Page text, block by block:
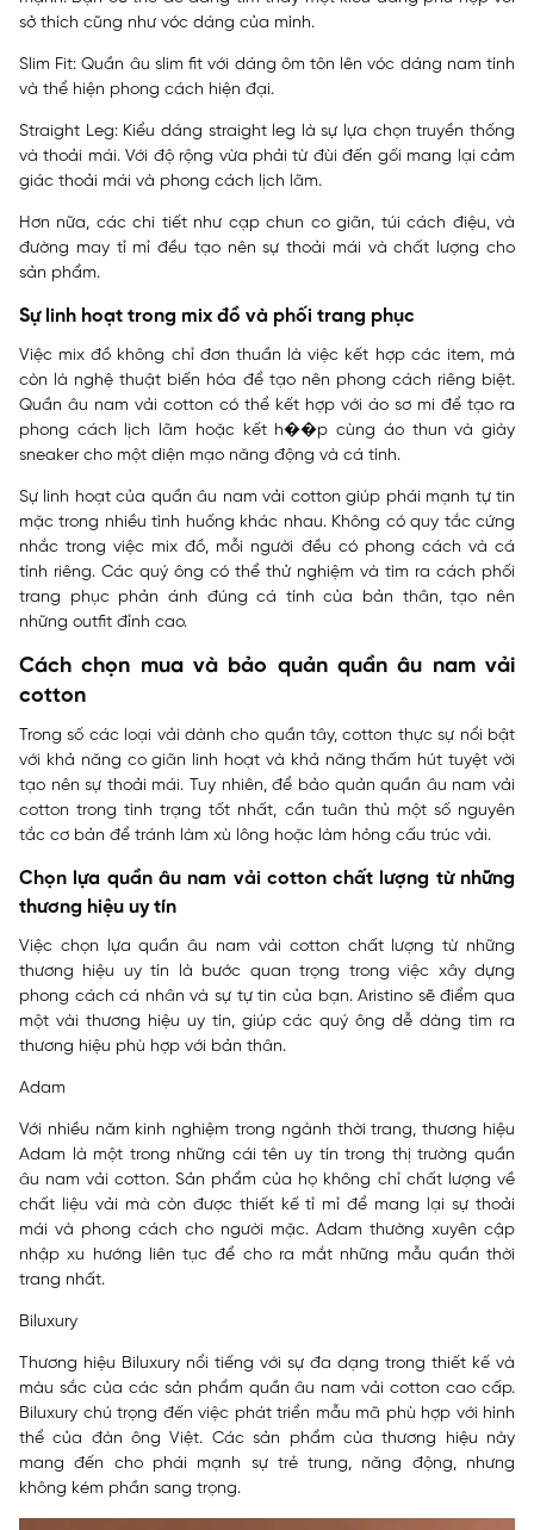
sở thích cũng như vóc dáng của mình.
Slim Fit: Quần âu slim fit với dáng ôm tôn lên vóc dáng nam tính
và thể hiện phong cách hiện đại.
Straight Leg:Kiểu dáng straight leg là sự lựa chọn truyền thống
và thoải mái. Với độ rộng vừa phải từ đùi đến gối mang lại cảm
giác thoải mái và phong cách lịch lãm.
Hơn nữa, các chi tiết như cạp chun co giãn, túi cách điệu, và
đường may tỉ mỉ đều tạo nên sự thoải mái và chất lượng cho
sản phẩm.
Sự linh hoạt trong mix đồ và phối trang phục
Việc mix đồ không chỉ đơn thuần là việc kết hợp các item, mà
còn là nghệ thuật biến hóa để tạo nên phong cách riêng biệt.
Quần âu nam vải cotton có thể kết hợp với áo sơ mi để tạo ra
phong cách lịch lãm hoặc kết h��p cùng áo thun và giày
sneaker cho một diện mạo năng động và cá tính.
Sự linh hoạt của quần âu nam vải cotton giúp phái mạnh tự tin
mặc trong nhiều tình huống khác nhau. Không có quy tắc cứng
nhắc trong việc mix đồ, mỗi người đều có phong cách và cá
tính riêng. Các quý ông có thể thử nghiệm và tìm ra cách phối
trang phục phản ánh đúng cá tính của bản thân, tạo nên
những outfit đỉnh cao.
Cách chọn mua và bảo quản quần âu nam vải
cotton
Trong số các loại vải dành cho quần tây, cotton thực sự nổi bật
với khả năng co giãn linh hoạt và khả năng thấm hút tuyệt vời
tạo nên sự thoải mái. Tuy nhiên, để bảo quản quần âu nam vải
cotton trong tình trạng tốt nhất, cần tuân thủ một số nguyên
tắc cơ bản để tránh làm xù lông hoặc làm hỏng cấu trúc vải.
Chọn lựa quần âu nam vải cotton chất lượng từ những
thương hiệu uy tín
Việc chọn lựa quần âu nam vải cotton chất lượng từ những
thương hiệu uy tín là bước quan trọng trong việc xây dựng
phong cách cá nhân và sự tự tin của bạn. Aristino sẽ điểm qua
một vài thương hiệu uy tín, giúp các quý ông dễ dàng tìm ra
thương hiệu phù hợp với bản thân.
Adam
Với nhiều năm kinh nghiệm trong ngành thời trang, thương hiệu
Adam là một trong những cái tên uy tín trong thị trường quần
âu nam vải cotton. Sản phẩm của họ không chỉ chất lượng về
chất liệu vải mà còn được thiết kế tỉ mỉ để mang lại sự thoải
mái và phong cách cho người mặc. Adam thường xuyên cập
nhập xu hướng liên tục để cho ra mắt những mẫu quần thời
trang nhất.
Biluxury
Thương hiệu Biluxury nổi tiếng với sự đa dạng trong thiết kế và
màu sắc của các sản phẩm quần âu nam vải cotton cao cấp.
Biluxury chú trọng đến việc phát triển mẫu mã phù hợp với hình
thể của đàn ông Việt. Các sản phẩm của thương hiệu này
mang đến cho phái mạnh sự trẻ trung, năng động, nhưng
không kém phần sang trọng.